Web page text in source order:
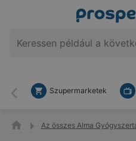
Vissza
Szupermarketek
Az összes Alma